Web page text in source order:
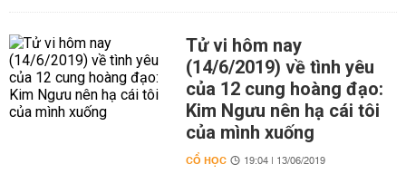
Tử vi hôm nay
(14/6/2019) về tình yêu
của 12 cung hoàng đạo:
Kim Ngưu nên hạ cái tôi
của mình xuống
CỔ HỌC 19:04 | 13/06/2019